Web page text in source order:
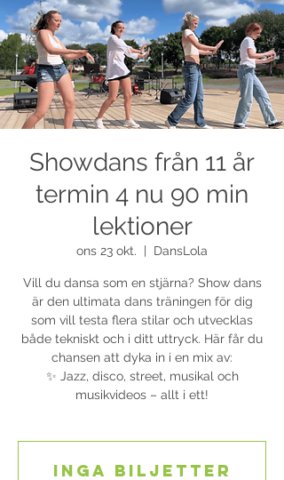
Showdans från 11 år
termin 4 nu 90 min
lektioner
ons 23 okt. DansLola
Vill du dansa som en stjärna? Show dans
är den ultimata dans träningen för dig
som vill testa flera stilar och utvecklas
både tekniskt och i ditt uttryck. Här får du
chansen att dyka in i en mix av:
✨ Jazz, disco, street, musikal och
musikvideos – allt i ett!
Inga biljetter